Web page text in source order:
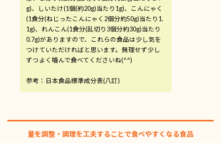
g)、しいたけ(1個(約20g)当たり1g)、こんにゃく
(1食分(ねじったこんにゃく2個分約50g)当たり1.
1g)、れんこん(1食分(乱切り3個分約30g)当たり
0.7g)がありますので、これらの食品は少し気を
つけていただければと思います。無理せず少し
ずつよく噛んで食べてくださいね(^^)
参考：日本食品標準成分表(八訂)
量を調整・調理を工夫することで食べやすくなる食品